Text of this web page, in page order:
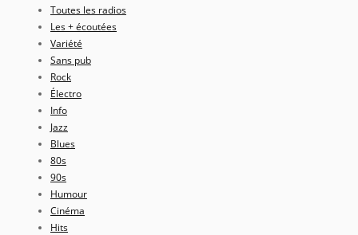
Toutes les radios
Les + écoutées
Variété
Sans pub
Rock
Électro
Info
Jazz
Blues
80s
90s
Humour
Cinéma
Hits